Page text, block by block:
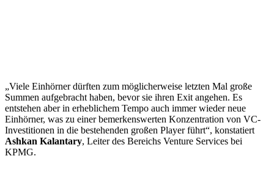
„Viele Einhörner dürften zum möglicherweise letzten Mal große
Summen aufgebracht haben, bevor sie ihren Exit angehen. Es
entstehen aber in erheblichem Tempo auch immer wieder neue
Einhörner, was zu einer bemerkenswerten Konzentration von VC-
Investitionen in die bestehenden großen Player führt“, konstatiert
Ashkan Kalantary, Leiter des Bereichs Venture Services bei
KPMG.